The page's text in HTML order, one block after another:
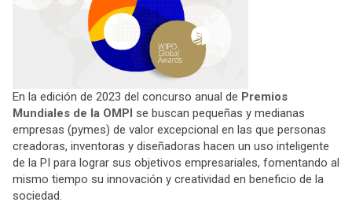
En la edición de 2023 del concurso anual de Premios
Mundiales de la OMPI se buscan pequeñas y medianas
empresas (pymes) de valor excepcional en las que personas
creadoras, inventoras y diseñadoras hacen un uso inteligente
de la PI para lograr sus objetivos empresariales, fomentando al
mismo tiempo su innovación y creatividad en beneficio de la
sociedad.